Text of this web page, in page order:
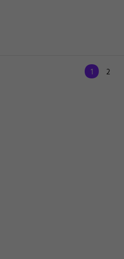
1 2